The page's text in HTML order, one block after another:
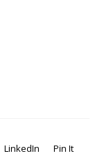
LinkedIn Pin It